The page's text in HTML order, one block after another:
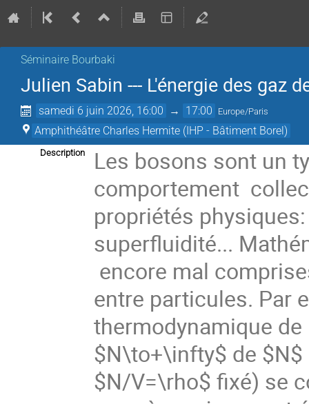
Séminaire Bourbaki
Julien Sabin --- L'énergie des gaz
samedi 6 juin 2026, 16:00 → 17:00 Europe/Paris
Amphithéâtre Charles Hermite (IHP - Bâtiment Borel)
Description
Les bosons sont un
comportement
propriétés
superfluidité...
encore mal
entre particules. Par
thermodynamique
$N\to+\infty$ de
$N/V=\rho$ fixé) se